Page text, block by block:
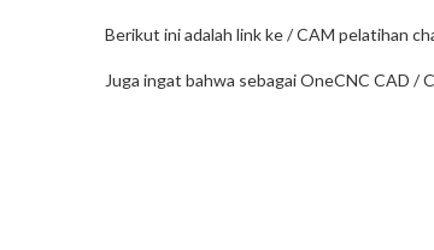
Berikut ini adalah link ke / CAM pelatihan
Juga ingat bahwa sebagai OneCNC CAD /